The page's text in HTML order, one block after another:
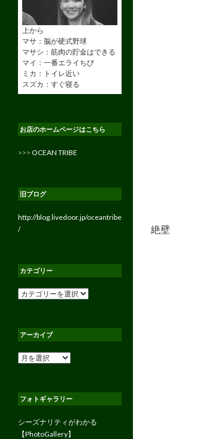
絶壁
上から
マサ：脳が硬式野球
マサシ：筋肉の貯金はできる
マイ：一番エライちび
ミカ：トイレ近い
スズカ：すぐ寝る
お店のホームページはこちら
>>> OCEAN TRIBE
旧ブログ
http://blog.livedoor.jp/oceantribe
/
カテゴリー
カ
ー
アーカイブ
ア
ブ
フォトギャラリー
シーズナリティがわかる
【PhotoGallery】